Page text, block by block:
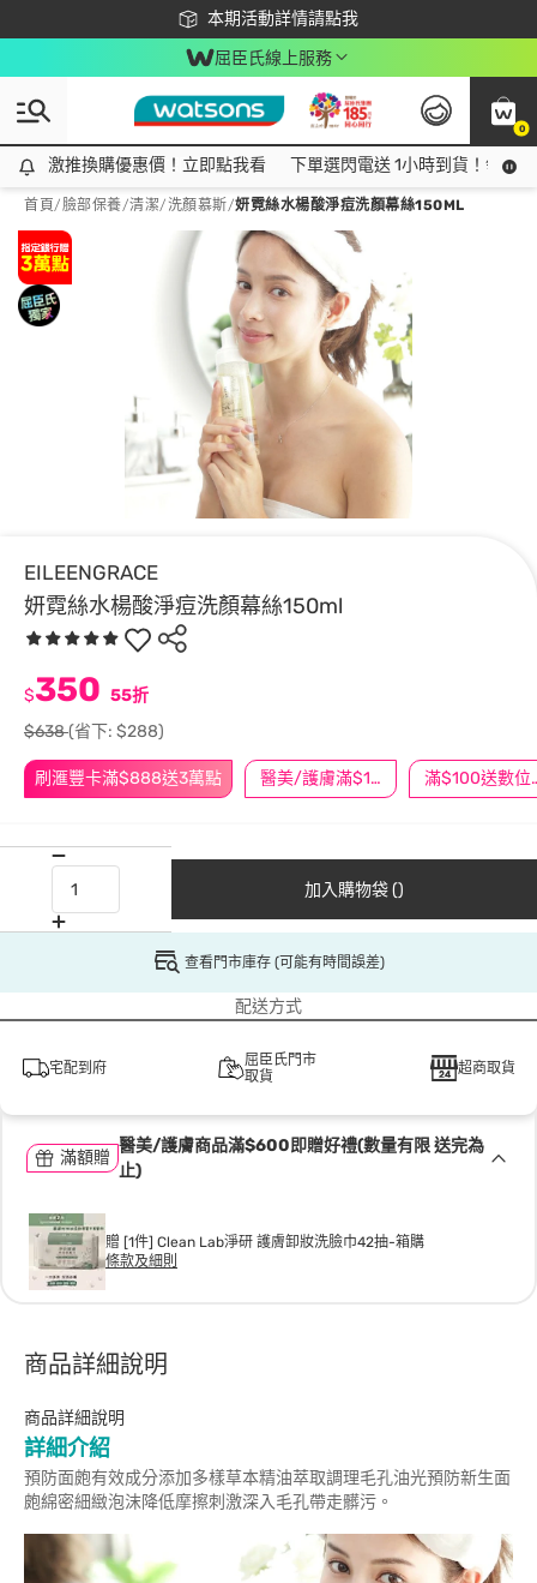
本期活動詳情請點我
下載app最高回饋$350
屈臣氏線上服務
0
激推換購優惠價！立即點我看
激推換購優惠價！立即點我看 下單選閃電送 1小時到貨！領神
首頁/臉部保養/清潔/洗顏慕斯/妍霓絲水楊酸淨痘洗顏幕絲150ML
EILEENGRACE
妍霓絲水楊酸淨痘洗顏幕絲150ml
刷滙豐卡滿$888送3萬點 醫美/護膚滿$1200送$200 滿
$350 55折
$638(省下: $288)
加入購物袋 ()
查看門市庫存 (可能有時間誤差)
配送方式
宅配到府
屈臣氏門市
取貨
超商取貨
滿額贈
醫美/護膚商品滿$600即贈好禮(數量有限 送完為
止)
贈 [1件] Clean Lab淨研 護膚卸妝洗臉巾42抽-箱購
條款及細則
商品詳細說明
商品詳細說明
詳細介紹
預防面皰有效成分添加多樣草本精油萃取調理毛孔油光預防新生面
皰綿密細緻泡沫降低摩擦刺激深入毛孔帶走髒污。